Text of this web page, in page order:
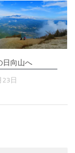
日向山へ
日